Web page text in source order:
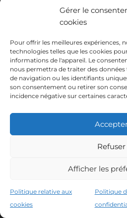
Gérer le
cookies
Pour offrir les meilleures expériences,
technologies telles que les cookies
informations de l'appareil. Le
nous permettra de traiter des
de navigation ou les identifiants
son consentement ou retirer son
incidence négative sur certaines
Refuser
Afficher les
Politique relative aux
cookies
Politique
Rejoignez les 9449
train d’apprendre
un livre pour
espagnol.
facile.